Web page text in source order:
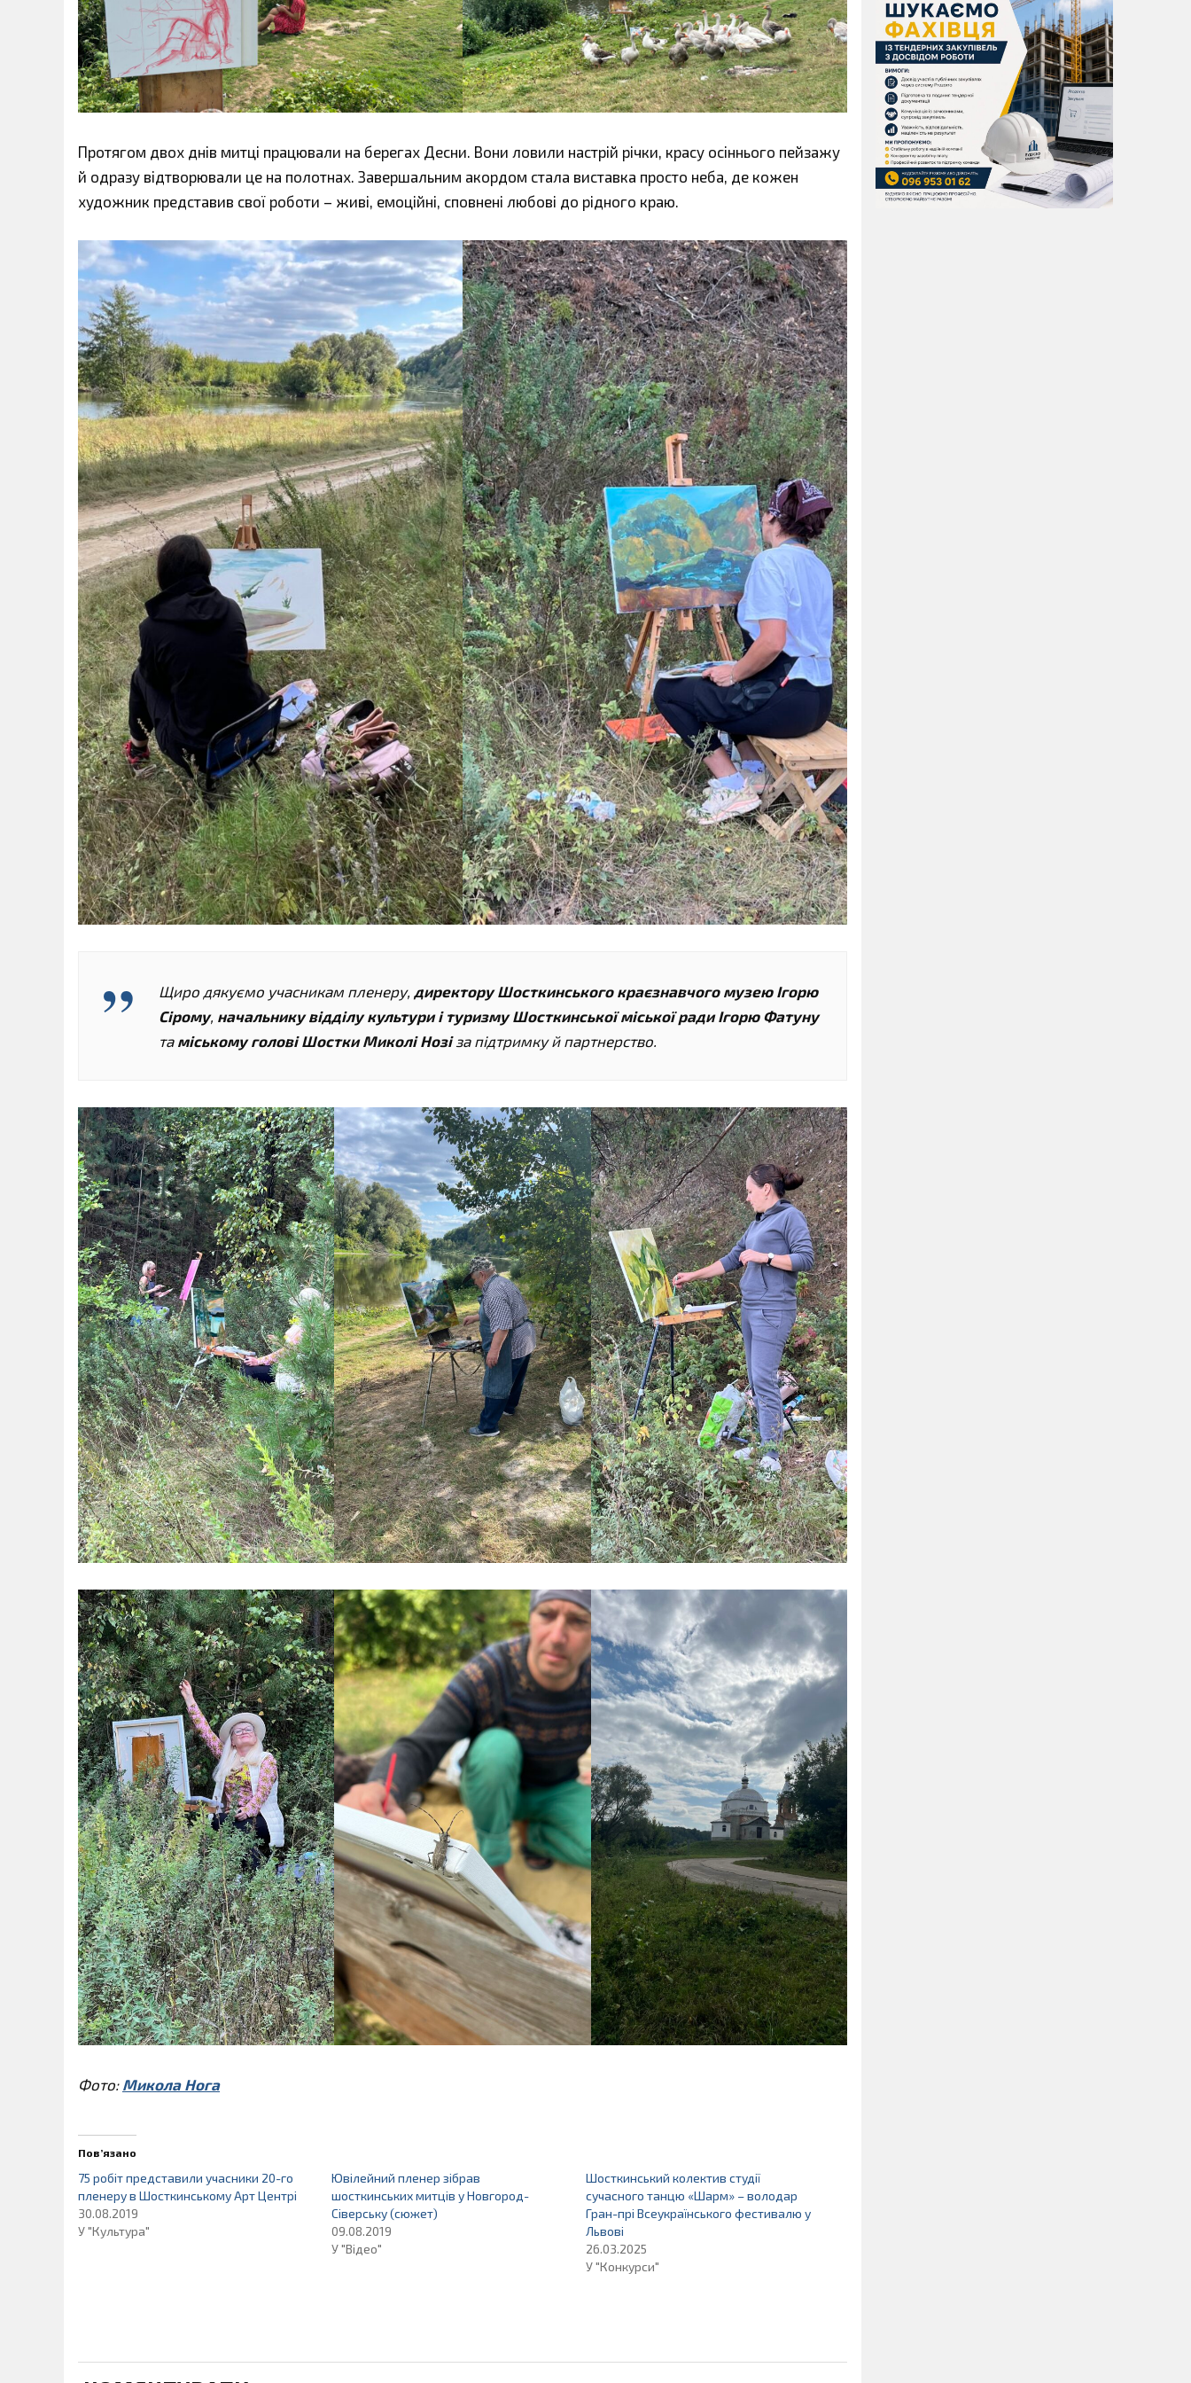
Протягом двох днів митці працювали на берегах Десни. Вони ловили настрій річки, красу осіннього пейзажу
й одразу відтворювали це на полотнах. Завершальним акордом стала виставка просто неба, де кожен
художник представив свої роботи – живі, емоційні, сповнені любові до рідного краю.
Щиро дякуємо учасникам пленеру, директору Шосткинського краєзнавчого музею Ігорю
Сірому, начальнику відділу культури і туризму Шосткинської міської ради Ігорю Фатуну
та міському голові Шостки Миколі Нозі за підтримку й партнерство.
Фото: Микола Нога
Пов’язано
75 робіт представили учасники 20-го
пленеру в Шосткинському Арт Центрі
30.08.2019
У "Культура"
Ювілейний пленер зібрав
шосткинських митців у Новгород-
Сіверську (сюжет)
09.08.2019
У "Відео"
Шосткинський колектив студії
сучасного танцю «Шарм» – володар
Гран-прі Всеукраїнського фестивалю у
Львові
26.03.2025
У "Конкурси"